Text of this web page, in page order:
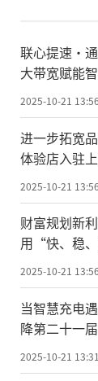
联心提速·
大带宽赋能
2025-10-21
进一步拓宽
体验店入驻
2025-10-21
财富规划新
用“快、稳
难题
2025-10-21
当智慧充电
降第二十一
2025-10-21